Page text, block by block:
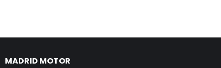
MADRID MOTOR